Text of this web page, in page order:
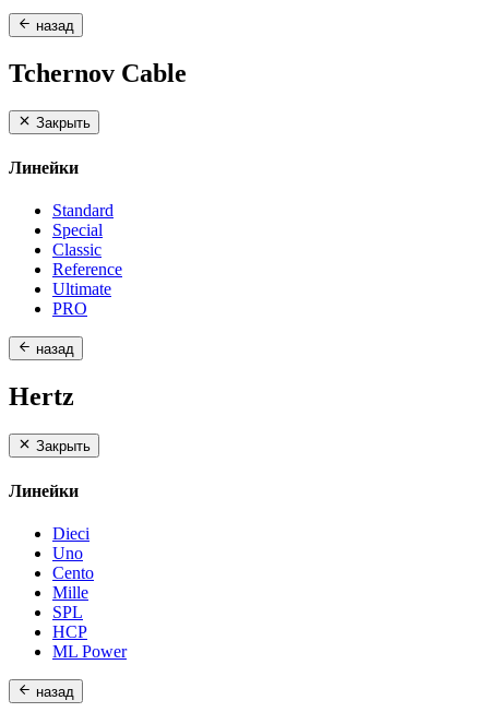
назад
Tchernov Cable
Закрыть
Линейки
Standard
Special
Classic
Reference
Ultimate
PRO
назад
Hertz
Закрыть
Линейки
Dieci
Uno
Cento
Mille
SPL
HCP
ML Power
назад